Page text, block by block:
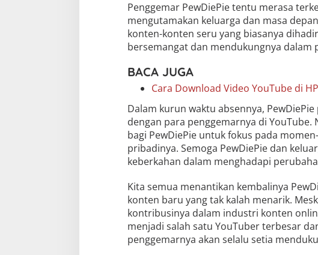
Penggemar PewDiePie tentu merasa
mengutamakan keluarga dan masa
konten-konten seru yang biasanya
bersemangat dan mendukungnya dalam
BACA JUGA
Cara Download Video YouTube di
Dalam kurun waktu absennya,
dengan para penggemarnya di
bagi PewDiePie untuk fokus pada
pribadinya. Semoga PewDiePie dan
keberkahan dalam menghadapi
Kita semua menantikan kembalinya
konten baru yang tak kalah menarik.
kontribusinya dalam industri konten
menjadi salah satu YouTuber terbesar
penggemarnya akan selalu setia